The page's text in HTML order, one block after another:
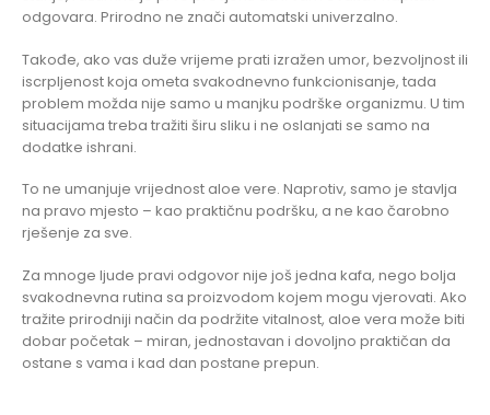
odgovara. Prirodno ne znači automatski univerzalno.
Takođe, ako vas duže vrijeme prati izražen umor, bezvoljnost ili
iscrpljenost koja ometa svakodnevno funkcionisanje, tada
problem možda nije samo u manjku podrške organizmu. U tim
situacijama treba tražiti širu sliku i ne oslanjati se samo na
dodatke ishrani.
To ne umanjuje vrijednost aloe vere. Naprotiv, samo je stavlja
na pravo mjesto – kao praktičnu podršku, a ne kao čarobno
rješenje za sve.
Za mnoge ljude pravi odgovor nije još jedna kafa, nego bolja
svakodnevna rutina sa proizvodom kojem mogu vjerovati. Ako
tražite prirodniji način da podržite vitalnost, aloe vera može biti
dobar početak – miran, jednostavan i dovoljno praktičan da
ostane s vama i kad dan postane prepun.